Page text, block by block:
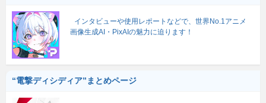
インタビューや使用レポートなどで、世界No.1アニメ
画像生成AI・PixAIの魅力に迫ります！
“電撃ディシディア”まとめページ